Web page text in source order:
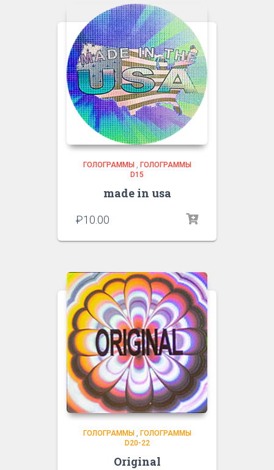
ГОЛОГРАММЫ , ГОЛОГРАММЫ
D15
made in usa
₽10.00
ГОЛОГРАММЫ , ГОЛОГРАММЫ
D20-22
Original